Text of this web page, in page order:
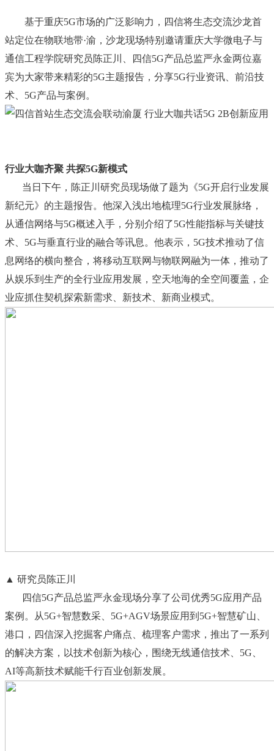
基于重庆5G市场的广泛影响力，四信将生态交流沙龙首
站定位在物联地带·渝，沙龙现场特别邀请重庆大学微电子与
通信工程学院研究员陈正川、四信5G产品总监严永金两位嘉
宾为大家带来精彩的5G主题报告，分享5G行业资讯、前沿技
术、5G产品与案例。
行业大咖齐聚 共探5G新模式
当日下午，陈正川研究员现场做了题为《5G开启行业发展
新纪元》的主题报告。他深入浅出地梳理5G行业发展脉络，
从通信网络与5G概述入手，分别介绍了5G性能指标与关键技
术、5G与垂直行业的融合等讯息。他表示，5G技术推动了信
息网络的横向整合，将移动互联网与物联网融为一体，推动了
从娱乐到生产的全行业应用发展，空天地海的全空间覆盖，企
业应抓住契机探索新需求、新技术、新商业模式。
▲ 研究员陈正川
四信5G产品总监严永金现场分享了公司优秀5G应用产品
案例。从5G+智慧数采、5G+AGV场景应用到5G+智慧矿山、
港口，四信深入挖掘客户痛点、梳理客户需求，推出了一系列
的解决方案，以技术创新为核心，围绕无线通信技术、5G、
AI等高新技术赋能千行百业创新发展。